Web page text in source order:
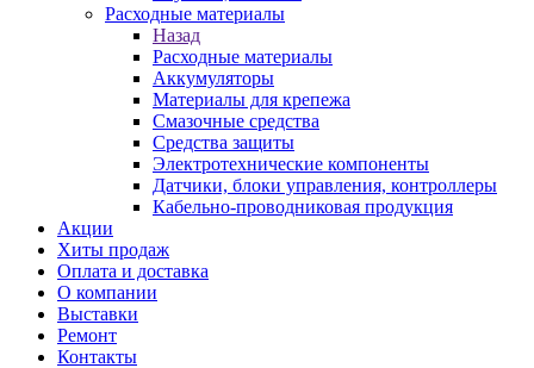
Расходные материалы
Назад
Расходные материалы
Аккумуляторы
Материалы для крепежа
Смазочные средства
Средства защиты
Электротехнические компоненты
Датчики, блоки управления, контроллеры
Кабельно-проводниковая продукция
Акции
Хиты продаж
Оплата и доставка
О компании
Выставки
Ремонт
Контакты